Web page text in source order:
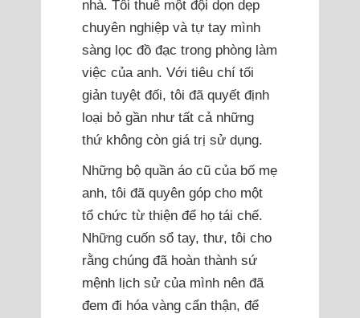
nhà. Tôi thuê một đội dọn dẹp
chuyên nghiệp và tự tay mình
sàng lọc đồ đạc trong phòng làm
việc của anh. Với tiêu chí tối
giản tuyệt đối, tôi đã quyết định
loại bỏ gần như tất cả những
thứ không còn giá trị sử dụng.
Những bộ quần áo cũ của bố mẹ
anh, tôi đã quyên góp cho một
tổ chức từ thiện để họ tái chế.
Những cuốn sổ tay, thư, tôi cho
rằng chúng đã hoàn thành sứ
mệnh lịch sử của mình nên đã
đem đi hóa vàng cẩn thận, để